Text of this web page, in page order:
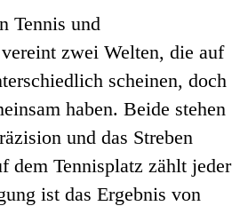
Tennis und
zwei Welten, die auf
scheinen, doch
haben. Beide stehen
und das Streben
dem Tennisplatz zählt jeder
ist das Ergebnis von